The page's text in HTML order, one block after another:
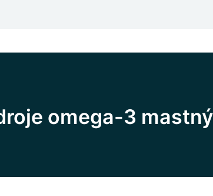
omega-3